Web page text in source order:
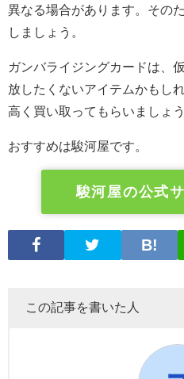
異なる場合があります。その
しましょう。
ガンバライジングカードは、
放したくないアイテムかもし
高く買い取ってもらいましょう
おすすめは駿河屋です。
駿河屋の公式
この記事を書いた人